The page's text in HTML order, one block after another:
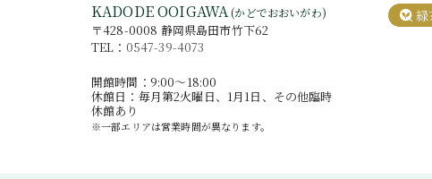
KADODE OOIGAWA (かどでおおいがわ)
〒428-0008 静岡県島田市竹下62
TEL： 0547-39-4073
開館時間：9:00〜18:00
休館日：毎月第2火曜日、1月1日、その他臨時
休館あり
※一部エリアは営業時間が異なります。
緑